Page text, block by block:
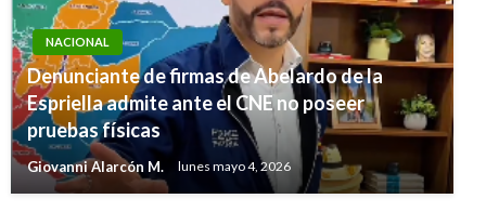
NACIONAL
Denunciante de firmas de Abelardo de la
Espriella admite ante el CNE no poseer
pruebas físicas
Giovanni Alarcón M. lunes mayo 4, 2026